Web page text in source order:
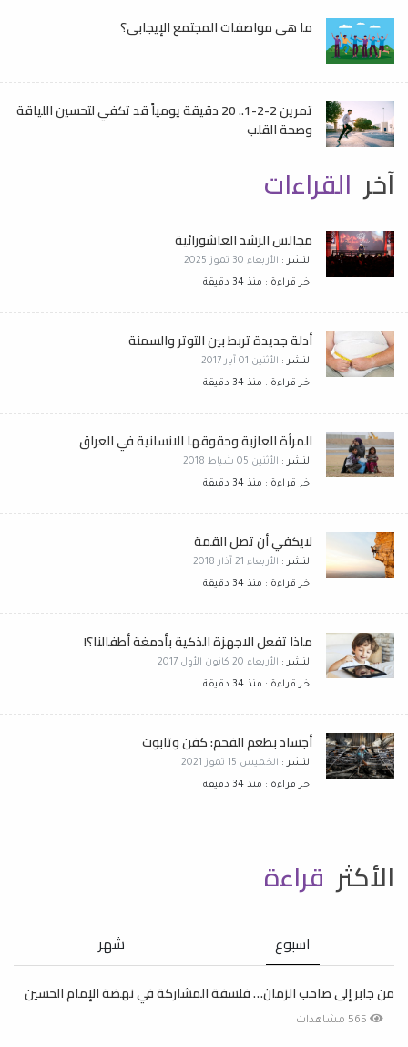
ما هي مواصفات المجتمع الإيجابي؟
تمرين 2-2-1.. 20 دقيقة يومياً قد تكفي لتحسين اللياقة
وصحة القلب
آخر القراءات
مجالس الرشد العاشورائية
النشر : الأربعاء 30 تموز 2025
اخر قراءة : منذ 34 دقيقة
أدلة جديدة تربط بين التوتر والسمنة
النشر : الأثنين 01 آيار 2017
اخر قراءة : منذ 34 دقيقة
المرأة العازبة وحقوقها الانسانية في العراق
النشر : الأثنين 05 شباط 2018
اخر قراءة : منذ 34 دقيقة
لايكفي أن تصل القمة
النشر : الأربعاء 21 آذار 2018
اخر قراءة : منذ 34 دقيقة
ماذا تفعل الاجهزة الذكية بأدمغة أطفالنا؟!
النشر : الأربعاء 20 كانون الأول 2017
اخر قراءة : منذ 34 دقيقة
أجساد بطعم الفحم: كفن وتابوت
النشر : الخميس 15 تموز 2021
اخر قراءة : منذ 34 دقيقة
الأكثر قراءة
اسبوع شهر
من جابر إلى صاحب الزمان… فلسفة المشاركة في نهضة الإمام الحسين